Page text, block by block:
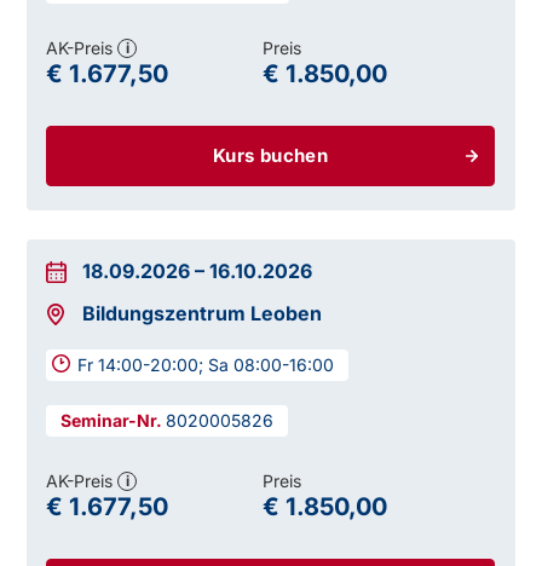
Kurs buchen
AK-Preis i
€ 1.677,50
Preis
€ 1.850,00
18.09.2026 –16.10.2026
Bildungszentrum Leoben
Fr 14:00-20:00; Sa 08:00-16:00
8020005826
AK-Preis i
€ 1.677,50
Preis
€ 1.850,00